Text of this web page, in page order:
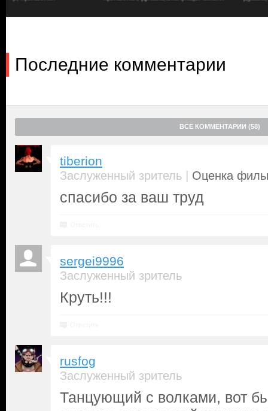
Последние комментарии
ВСЕ КОММЕНТАРИИ (58)
tiberion
Заслуженный зритель | Оценка
спасибо за ваш труд
sergei9996
Заслуженный зритель
Круть!!!
rusfog
Заслуженный зритель
Танцующий с волками, вот